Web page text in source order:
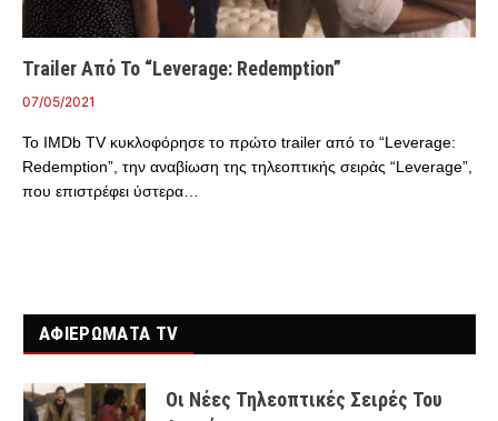
Trailer Από Το “Leverage: Redemption”
07/05/2021
Το IMDb TV κυκλοφόρησε το πρώτο trailer από το “Leverage:
Redemption”, την αναβίωση της τηλεοπτικής σειράς “Leverage”,
που επιστρέφει ύστερα…
ΑΦΙΕΡΩΜΑΤΑ TV
Οι Νέες Τηλεοπτικές Σειρές Του